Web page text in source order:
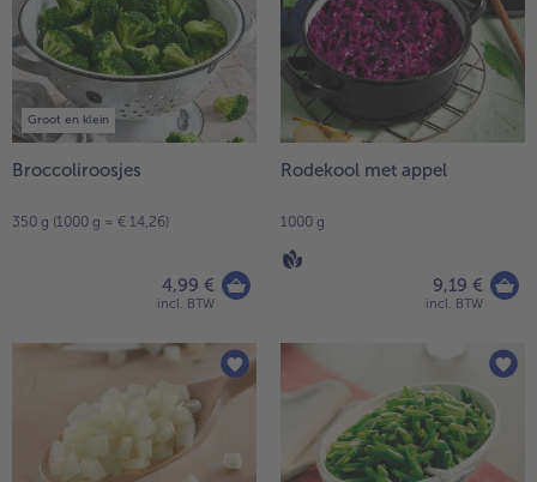
Groot en klein
Broccoliroosjes
350 g (1000 g = € 14,26)
4,99 €
incl. BTW
Rodekool met appel
1000 g
9,19 €
incl. BTW